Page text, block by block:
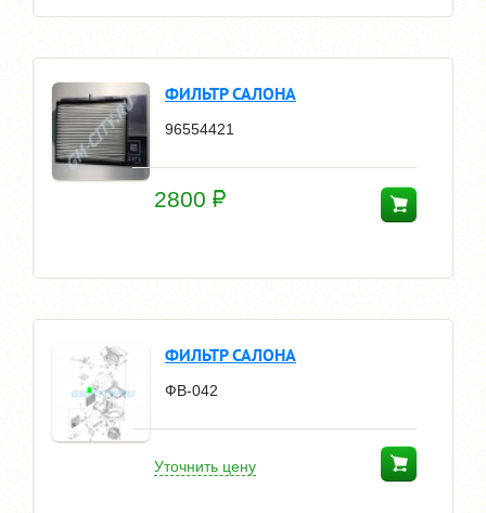
ФИЛЬТР САЛОНА
96554421
2800
ФИЛЬТР САЛОНА
ФВ-042
Уточнить цену